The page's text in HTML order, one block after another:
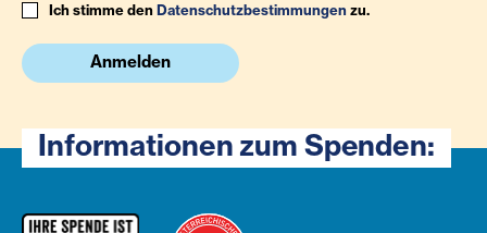
Ich stimme denDatenschutzbestimmungenzu.
Anmelden
Informationen zum Spenden: